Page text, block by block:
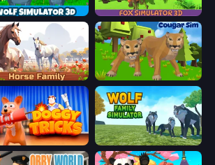
Wolf Simulator: Wild Animals 3D Fox Simulator 3D
Simulator 3D Cougar Simulator: Big Cats
Tricks Wolf Family Simulator